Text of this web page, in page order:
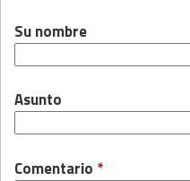
Su nombre
Asunto
Comentario *